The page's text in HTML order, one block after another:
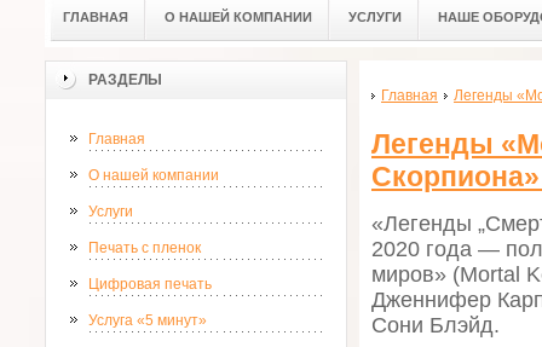
ГЛАВНАЯ О НАШЕЙ КОМПАНИИ УСЛУГИ НАШЕ
РАЗДЕЛЫ
Главная
О нашей компании
Услуги
Печать с пленок
Цифровая печать
Услуга «5 минут»
Главная Легенды
Легенды
«Легенды
2020 года —
миров» (Mortal
Дженнифер
Сони Блэйд.